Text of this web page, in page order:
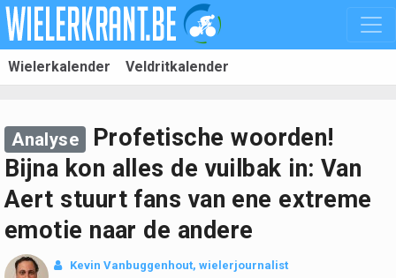
Wielerkalender Veldritkalender
Analyse
Profetische woorden!
Bijna kon alles de vuilbak in: Van
Aert stuurt fans van ene extreme
emotie naar de andere
Kevin Vanbuggenhout, wielerjournalist